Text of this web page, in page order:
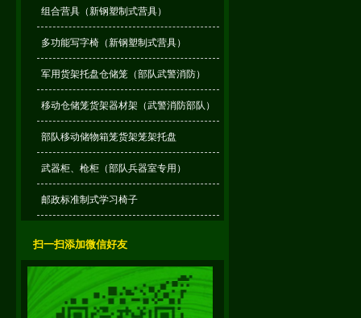
组合营具（新钢塑制式营具）
多功能写字椅（新钢塑制式营具）
军用货架托盘仓储笼（部队武警消防）
移动仓储笼货架器材架（武警消防部队）
部队移动储物箱笼货架笼架托盘
武器柜、枪柜（部队兵器室专用）
邮政标准制式学习椅子
扫一扫添加微信好友